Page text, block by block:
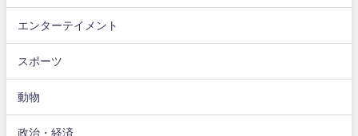
エンターテイメント
スポーツ
動物
政治・経済